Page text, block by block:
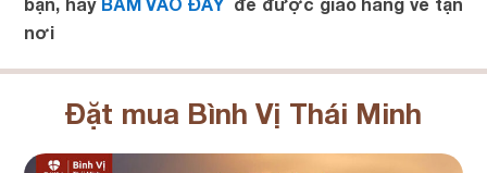
nơi
Đặt mua Bình Vị Thái Minh